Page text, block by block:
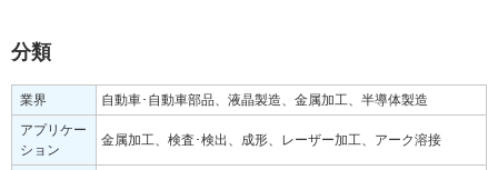
分類
業界
自動車･自動車部品、液晶製造、金属加工、半導体製造
アプリケー
ション
金属加工、検査･検出、成形、レーザー加工、アーク溶接